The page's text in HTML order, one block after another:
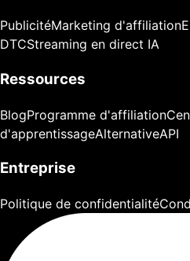
PublicitéMarketing d'affiliation
DTCStreaming en direct IA
Ressources
BlogProgramme d'affiliation
d'apprentissageAlternativeAPI
Entreprise
Politique de confidentialité